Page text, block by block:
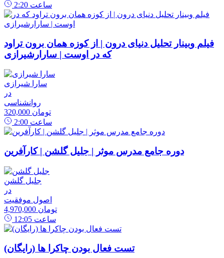
2:20 ساعت
فیلم وبینار تحلیل دنیای درون | از کوزه همان برون تراود
که در اوست | سارارشیرازی
سارا شیرازی
در
روانشناسی
320,000 تومان
2:00 ساعت
دوره جامع مدرس موثر | جلیل گلشن | کارآفرین
جلیل گلشن
در
اصول موفقیت
4,970,000 تومان
12:05 ساعت
تست فعال بودن چاکرا ها (رایگان)